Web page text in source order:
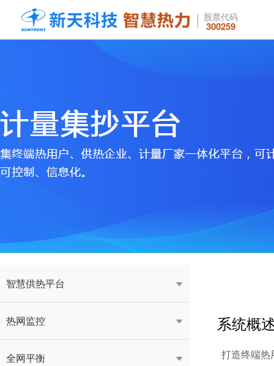
股票代码
300259
智慧供热平台 
热网监控 
全网平衡 
系统概
打造终端热